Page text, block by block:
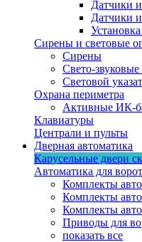
Датчики
Датчики
Сирены и световые
Сирены
Свето-
Световой
Охрана периметра
Активные ИК-
Клавиатуры
Централи и пульты
Дверная автоматика
Карусельные двери
Автоматика для ворот
Комплекты
Комплекты
Комплекты
Приводы для
показать все